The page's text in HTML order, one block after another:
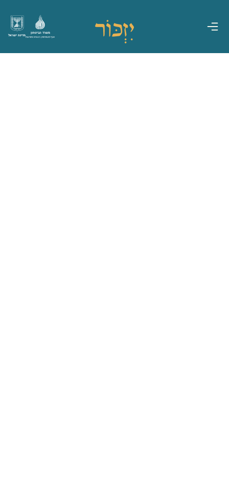
מדינת ישראל
משרד הביטחון
אגף משפחות, הנצחה ומורשת